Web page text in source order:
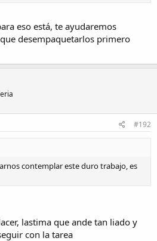
eso está, te ayudaremos
desempaquetarlos primero
#192
contemplar este duro trabajo, es
lastima que ande tan liado y
con la tarea